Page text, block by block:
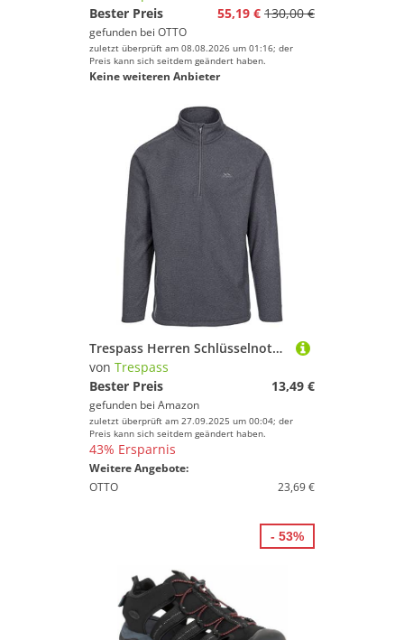
Bester Preis
55,19 € 130,00 €
gefunden bei OTTO
zuletzt überprüft am 08.08.2026 um 01:16; der
Preis kann sich seitdem geändert haben.
Keine weiteren Anbieter
Trespass Herren Schlüsselnote, Microfleece, 140 g/m² XX-Small anthrazit
von Trespass
Bester Preis
13,49 €
gefunden bei Amazon
zuletzt überprüft am 27.09.2025 um 00:04; der
Preis kann sich seitdem geändert haben.
43% Ersparnis
Weitere Angebote:
OTTO
23,69 €
- 53%